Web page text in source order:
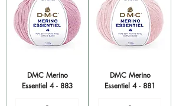
DMC Merino
Essentiel 4 - 883
DMC Merino
Essentiel 4 - 881